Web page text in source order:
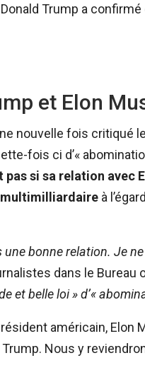
Trump a
et Elon
nouvelle fois critiqué
fois ci d’«
pas si sa relation avec
multimilliardaire à
bonne relation. Je
dans le
et belle loi » d’«
américain, Elon
Nous y